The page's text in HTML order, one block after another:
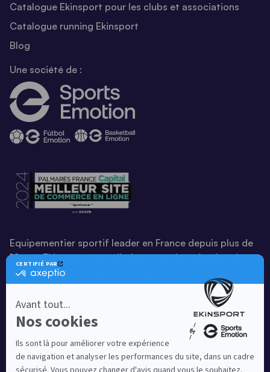
Catalogue Ekinsport pour les clubs et associations
Catalogue running Ekinsport
Blog
Une société de :
Equipementier sportif leader en France depuis plus de
10 ans, Ekinsport a été distingué par la rédaction de
Capital dans son classement des « Meilleurs sites de
commerce en ligne 2024 », catégorie Sportswear.
En savoir plus
© EKINSPORT 2026